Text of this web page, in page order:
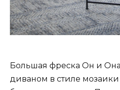
Большая фреска Он и
диваном в стиле